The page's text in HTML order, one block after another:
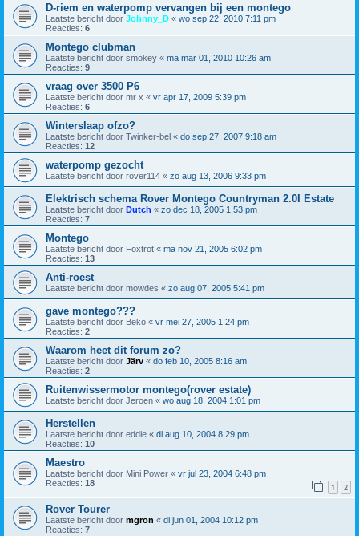
D-riem en waterpomp vervangen bij een montego
Laatste bericht door Johnny_D « wo sep 22, 2010 7:11 pm
Reacties: 6
Montego clubman
Laatste bericht door smokey « ma mar 01, 2010 10:26 am
Reacties: 9
vraag over 3500 P6
Laatste bericht door mr x « vr apr 17, 2009 5:39 pm
Reacties: 6
Winterslaap ofzo?
Laatste bericht door Twinker-bel « do sep 27, 2007 9:18 am
Reacties: 12
waterpomp gezocht
Laatste bericht door rover114 « zo aug 13, 2006 9:33 pm
Elektrisch schema Rover Montego Countryman 2.0I Estate
Laatste bericht door Dutch « zo dec 18, 2005 1:53 pm
Reacties: 7
Montego
Laatste bericht door Foxtrot « ma nov 21, 2005 6:02 pm
Reacties: 13
Anti-roest
Laatste bericht door mowdes « zo aug 07, 2005 5:41 pm
gave montego???
Laatste bericht door Beko « vr mei 27, 2005 1:24 pm
Reacties: 2
Waarom heet dit forum zo?
Laatste bericht door Järv « do feb 10, 2005 8:16 am
Reacties: 2
Ruitenwissermotor montego(rover estate)
Laatste bericht door Jeroen « wo aug 18, 2004 1:01 pm
Herstellen
Laatste bericht door eddie « di aug 10, 2004 8:29 pm
Reacties: 10
Maestro
Laatste bericht door Mini Power « vr jul 23, 2004 6:48 pm
Reacties: 18 1 2
Rover Tourer
Laatste bericht door mgron « di jun 01, 2004 10:12 pm
Reacties: 7